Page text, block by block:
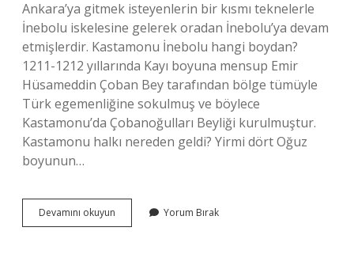
Ankara’ya gitmek isteyenlerin bir kısmı teknelerle
İnebolu iskelesine gelerek oradan İnebolu’ya devam
etmişlerdir. Kastamonu İnebolu hangi boydan?
1211-1212 yıllarında Kayı boyuna mensup Emir
Hüsameddin Çoban Bey tarafından bölge tümüyle
Türk egemenliğine sokulmuş ve böylece
Kastamonu’da Çobanoğulları Beyliği kurulmuştur.
Kastamonu halkı nereden geldi? Yirmi dört Oğuz
boyunun…
Devamını okuyun Kastamonu
Inebolu
Yorum Bırak